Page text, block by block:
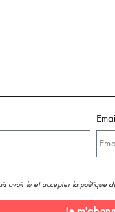
avoir lu et accepter la politique